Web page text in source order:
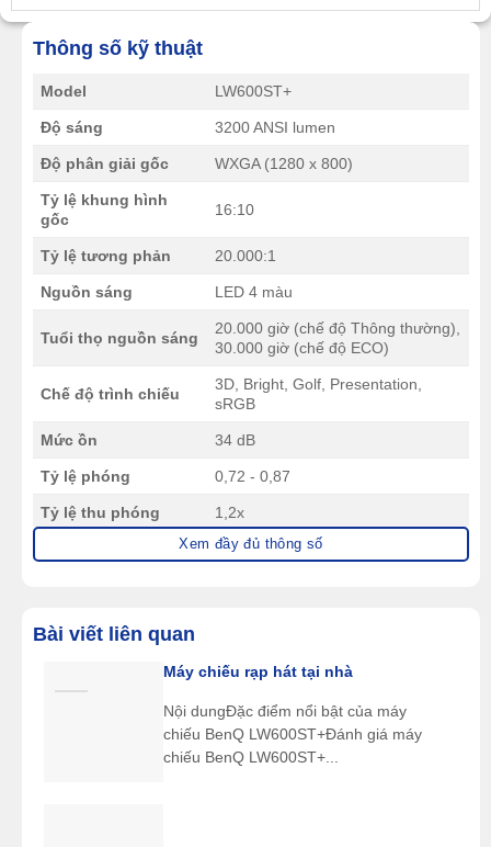
Thông số kỹ thuật
Model LW600ST+
Độ sáng 3200 ANSI lumen
Độ phân giải gốc WXGA (1280 x 800)
Tỷ lệ khung hình
gốc
16:10
Tỷ lệ tương phản 20.000:1
Nguồn sáng LED 4 màu
Tuổi thọ nguồn sáng
20.000 giờ (chế độ Thông thường),
30.000 giờ (chế độ ECO)
Chế độ trình chiếu
3D, Bright, Golf, Presentation,
sRGB
Mức ồn 34 dB
Tỷ lệ phóng 0,72 - 0,87
Tỷ lệ thu phóng 1,2x
Điều chỉnh ống kính thủ công
Kích thước (RxCxS)
Trọng lượng tịnh 2,9 kg
Xem đầy đủ thông số
Bài viết liên quan
Máy chiếu rạp hát tại nhà
Nội dungĐặc điểm nổi bật của máy
chiếu BenQ LW600ST+Đánh giá máy
chiếu BenQ LW600ST+...